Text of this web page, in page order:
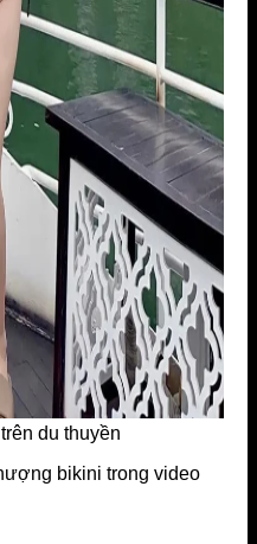
du thuyền
bikini trong video